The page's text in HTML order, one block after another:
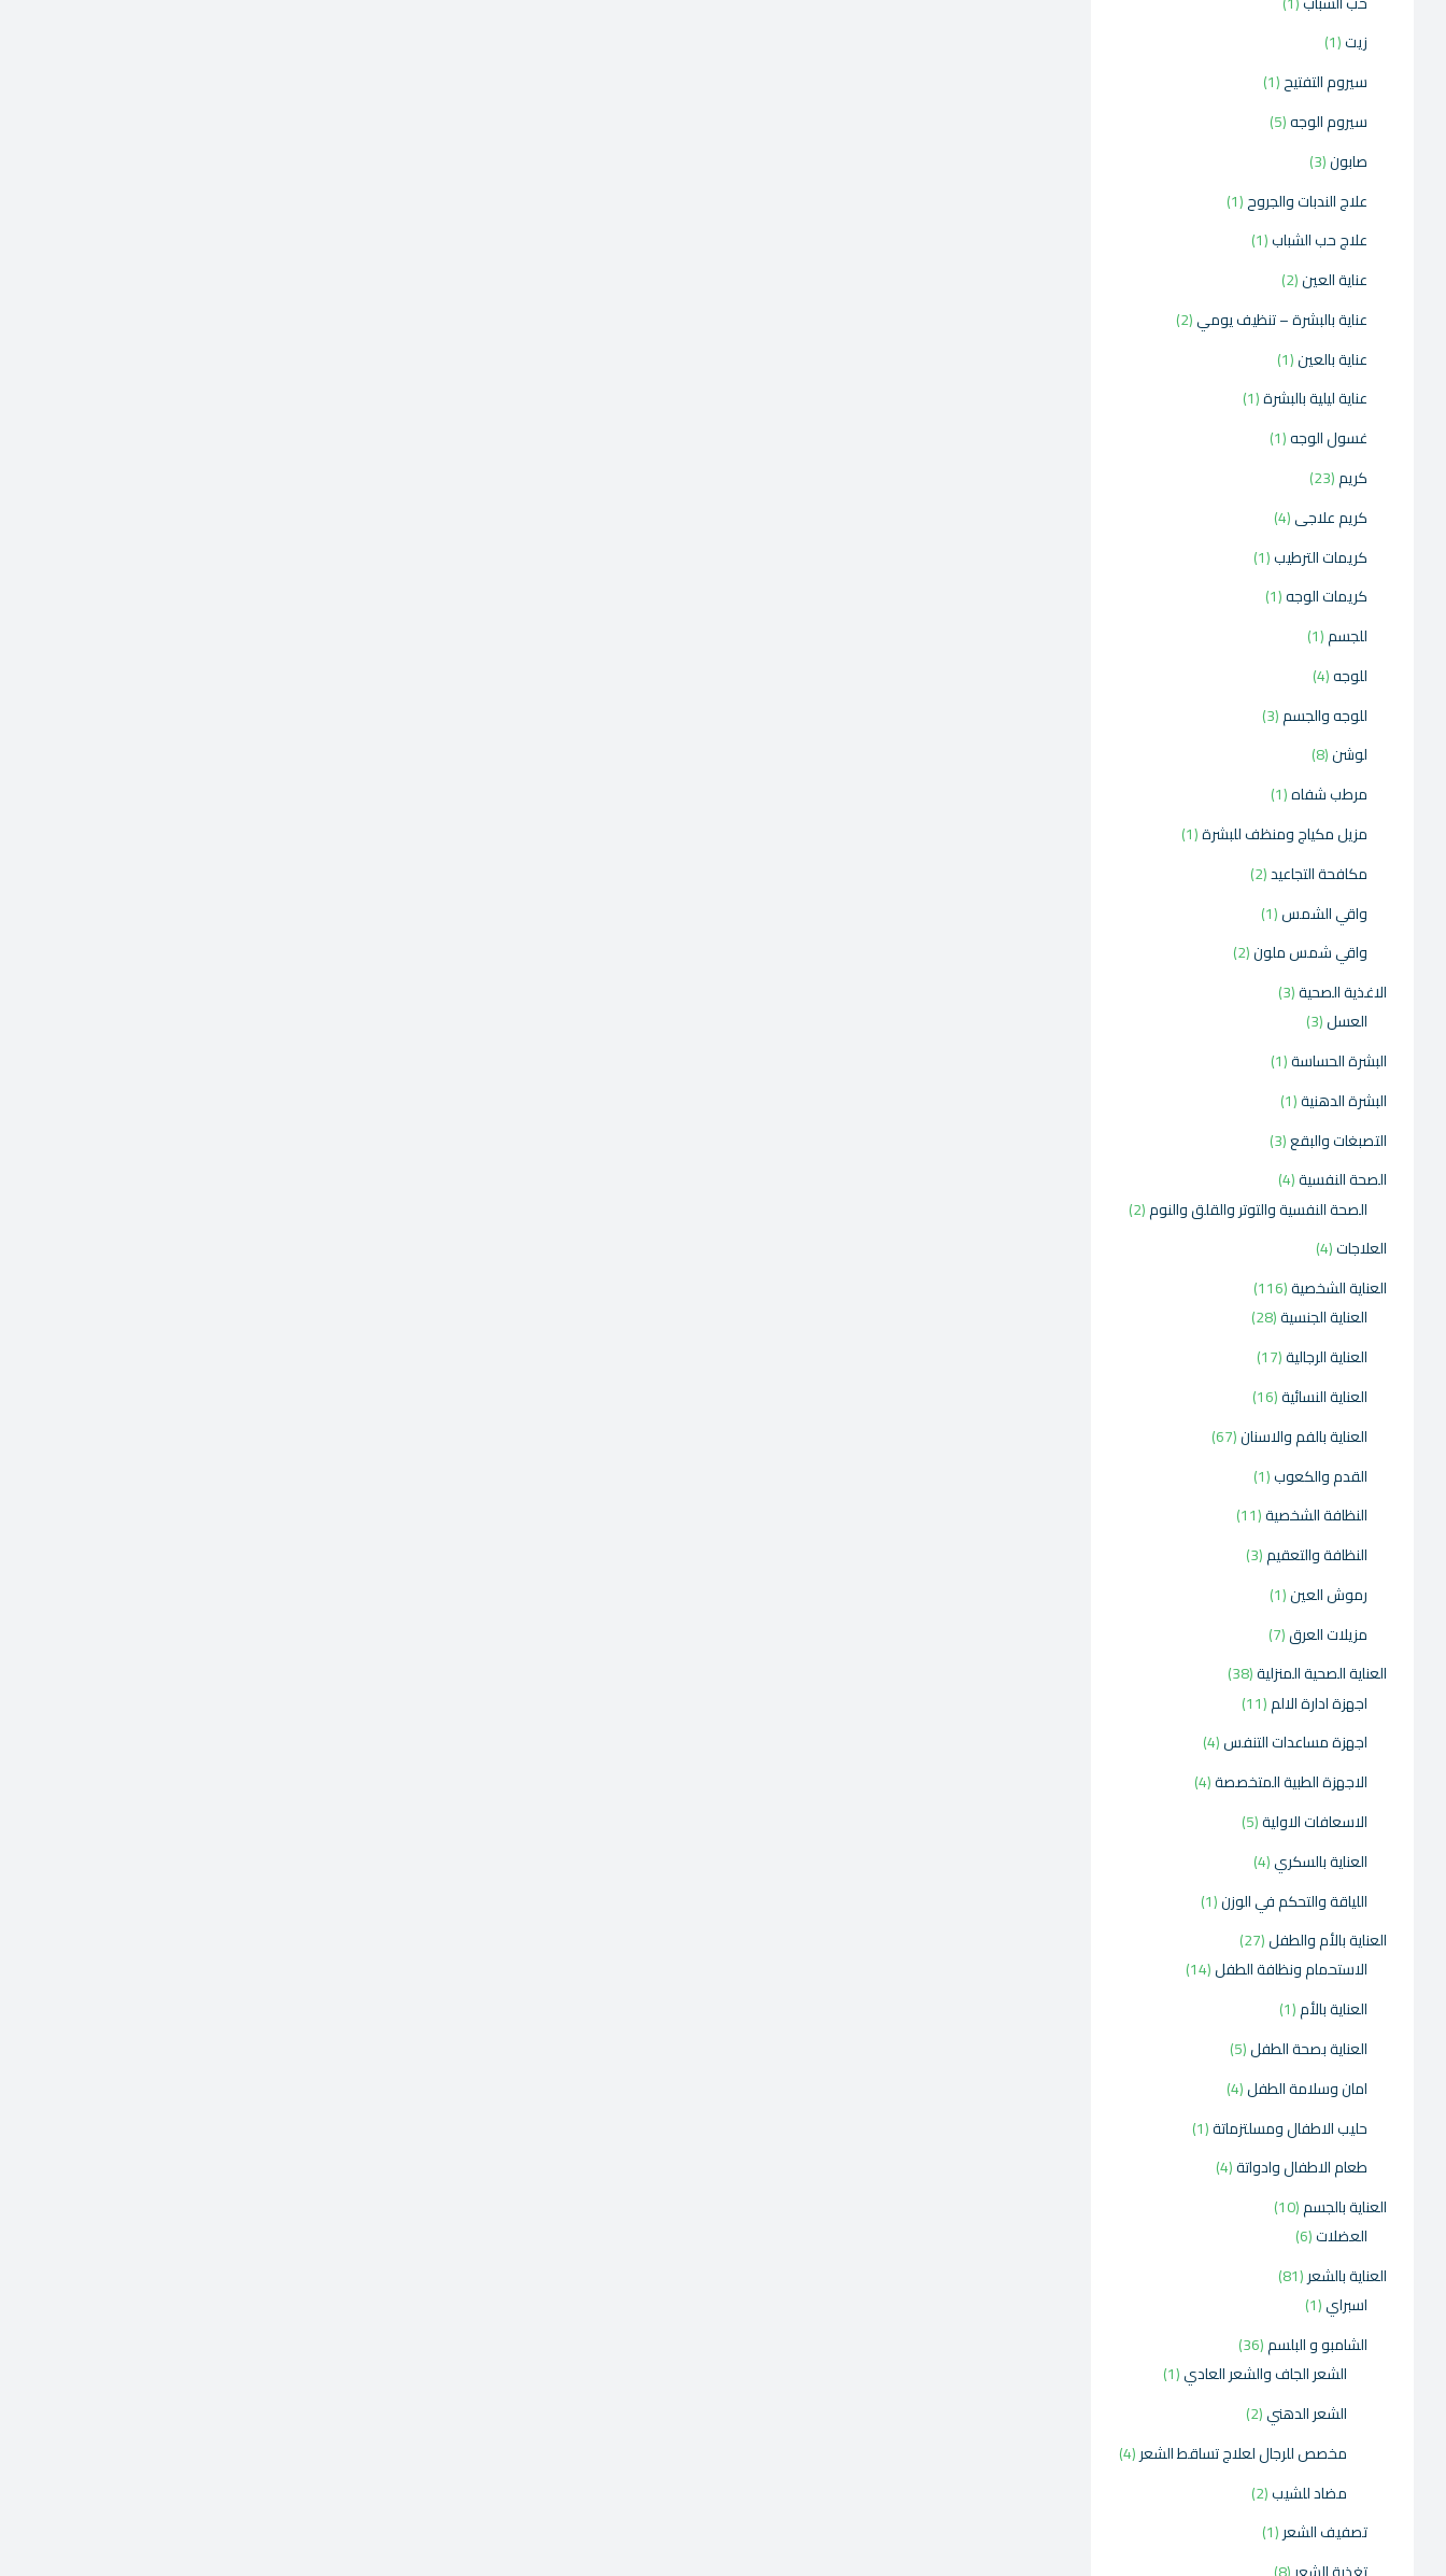
زيت 1
سيروم التفتيح 1
سيروم الوجه 5
صابون 3
علاج الندبات والجروح 1
علاج حب الشباب 1
عناية العين 2
عناية بالبشرة – تنظيف يومي 2
عناية بالعين 1
عناية ليلية بالبشرة 1
غسول الوجه 1
كريم 23
كريم علاجى 4
كريمات الترطيب 1
كريمات الوجه 1
للجسم 1
للوجه 4
للوجه والجسم 3
لوشن 8
مرطب شفاه 1
مزيل مكياج ومنظف للبشرة 1
مكافحة التجاعيد 2
واقي الشمس 1
واقي شمس ملون 2
الاغذية الصحية 3
العسل 3
البشرة الحساسة 1
البشرة الدهنية 1
التصبغات والبقع 3
الصحة النفسية 4
الصحة النفسية والتوتر والقلق والنوم 2
العلاجات 4
العناية الشخصية 116
العناية الجنسية 28
العناية الرجالية 17
العناية النسائية 16
العناية بالفم والاسنان 67
القدم والكعوب 1
النظافة الشخصية 11
النظافة والتعقيم 3
رموش العين 1
مزيلات العرق 7
العناية الصحية المنزلية 38
اجهزة ادارة الالم 11
اجهزة مساعدات التنفس 4
الاجهزة الطبية المتخصصة 4
الاسعافات الاولية 5
العناية بالسكري 4
اللياقة والتحكم في الوزن 1
العناية بالأم والطفل 27
الاستحمام ونظافة الطفل 14
العناية بالأم 1
العناية بصحة الطفل 5
امان وسلامة الطفل 4
حليب الاطفال ومسلتزماتة 1
طعام الاطفال وادواتة 4
العناية بالجسم 10
العضلات 6
العناية بالشعر 81
اسبراي 1
الشامبو و البلسم 36
الشعر الجاف والشعر العادي 1
الشعر الدهني 2
مخصص للرجال لعلاج تساقط الشعر 4
مضاد للشيب 2
تصفيف الشعر 1